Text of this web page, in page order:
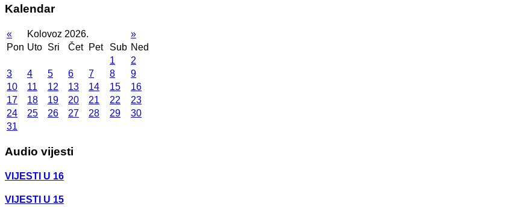
Kalendar
« Kolovoz 2026.
»
Pon Uto Sri Čet Pet Sub Ned
1
2
3
4 5 6 7 8
9
10
11 12 13 14 15
16
17
18 19 20 21 22
23
24
25 26 27 28 29
30
31
Audio vijesti
VIJESTI U 16
VIJESTI U 15